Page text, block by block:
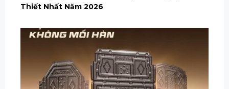
Thiết Nhất Năm 2026